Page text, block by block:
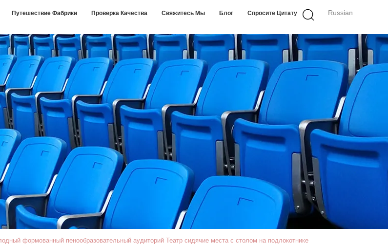
Russian
Путешествие Фабрики Проверка Качества Свяжитесь Мы Блог Спросите Цитату
формованный пенообразовательный аудиторий Театр сидячие места с столом на подлокотнике